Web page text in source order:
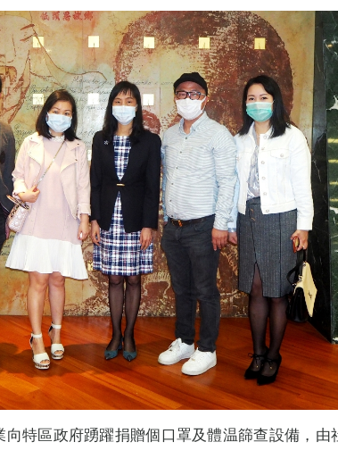
特區政府踴躍捐贈個口罩及體温篩查設備，由